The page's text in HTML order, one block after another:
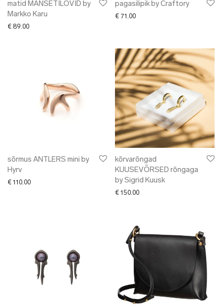
matid MANSETILÕVID by
Markko Karu
€ 89.00
pagasilipik by Craftory
€ 71.00
sõrmus ANTLERS mini by
Hyrv
€ 110.00
kõrvarõngad
KUUSEVÕRSED rõngaga
by Sigrid Kuusk
€ 150.00